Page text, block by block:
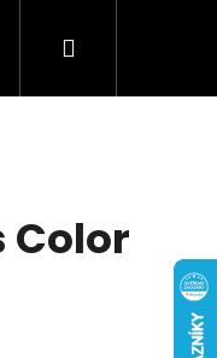
Nákupní
Color